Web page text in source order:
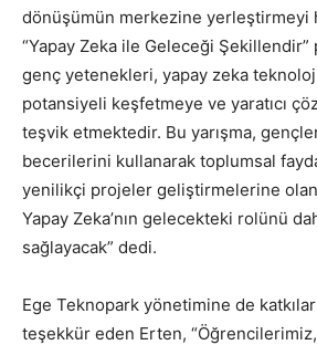
dönüşümün merkezine yerleştirmeyi
“Yapay Zeka ile Geleceği Şekillendir”
genç yetenekleri, yapay zeka
potansiyeli keşfetmeye ve yaratıcı
teşvik etmektedir. Bu yarışma,
becerilerini kullanarak toplumsal
yenilikçi projeler geliştirmelerine
Yapay Zeka’nın gelecekteki rolünü
sağlayacak” dedi.
Ege Teknopark yönetimine de
teşekkür eden Erten,